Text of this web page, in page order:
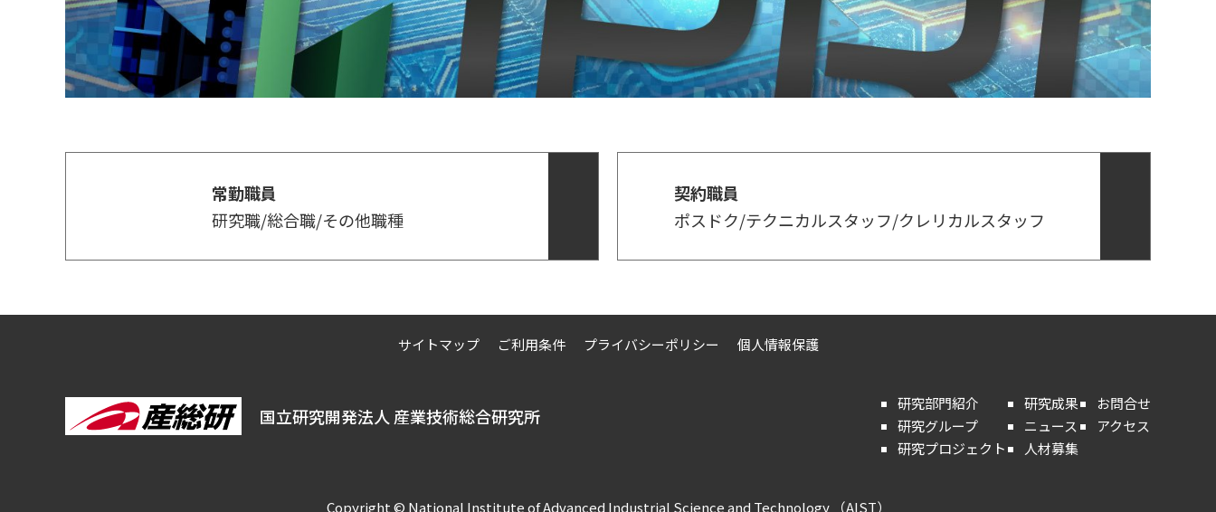
常勤職員
研究職/総合職/その他職種
契約職員
ポスドク/テクニカルスタッフ/クレリカルスタッフ
サイトマップ ご利用条件 プライバシーポリシー 個人情報保護
国立研究開発法人 産業技術総合研究所
研究部門紹介
研究グループ
研究プロジェクト
研究成果
ニュース
人材募集
お問合せ
アクセス
Copyright © National Institute of Advanced Industrial Science and Technology （AIST）